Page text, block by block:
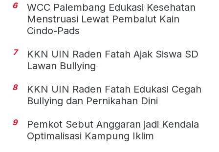
6
WCC Palembang Edukasi Kesehatan
Menstruasi Lewat Pembalut Kain
Cindo-Pads
7
KKN UIN Raden Fatah Ajak Siswa SD
Lawan Bullying
8
KKN UIN Raden Fatah Edukasi Cegah
Bullying dan Pernikahan Dini
9
Pemkot Sebut Anggaran jadi Kendala
Optimalisasi Kampung Iklim